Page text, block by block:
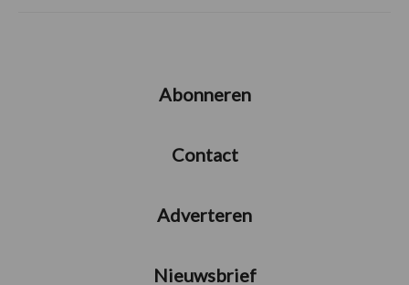
Abonneren
Contact
Adverteren
Nieuwsbrief